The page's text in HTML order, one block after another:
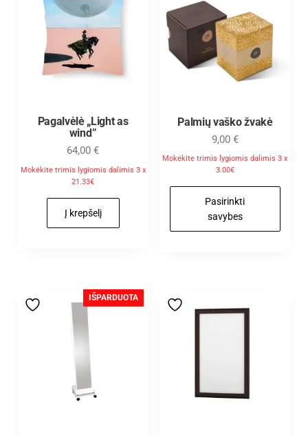
Pagalvėlė „Light as
wind”
64,00€
Mokėkite trimis lygiomis dalimis 3 x
21.33€
Į krepšelį
Palmių vaško žvakė
9,00 €
Mokėkite trimis lygiomis dalimis 3 x
3.00€
Pasirinkti
savybes
IŠPARDUOTA